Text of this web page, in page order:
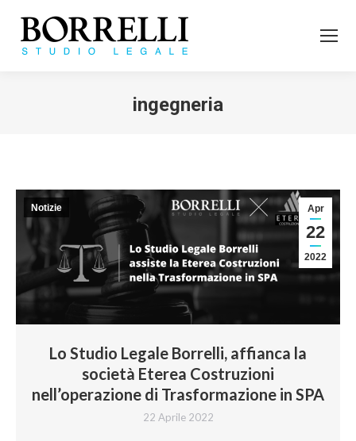
ingegneria
Lo Studio Legale Borrelli, affianca la
società Eterea Costruzioni
nell’operazione di Trasformazione in SPA
22 Aprile 2022
Apr
22
2022
Notizie